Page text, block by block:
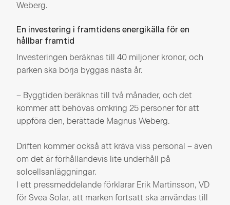
Weberg.
En investering i framtidens energikälla för en
hållbar framtid
Investeringen beräknas till 40 miljoner kronor, och
parken ska börja byggas nästa år.
– Byggtiden beräknas till två månader, och det
kommer att behövas omkring 25 personer för att
uppföra den, berättade Magnus Weberg.
Driften kommer också att kräva viss personal – även
om det är förhållandevis lite underhåll på
solcellsanläggningar.
I ett pressmeddelande förklarar Erik Martinsson, VD
för Svea Solar, att marken fortsatt ska användas till